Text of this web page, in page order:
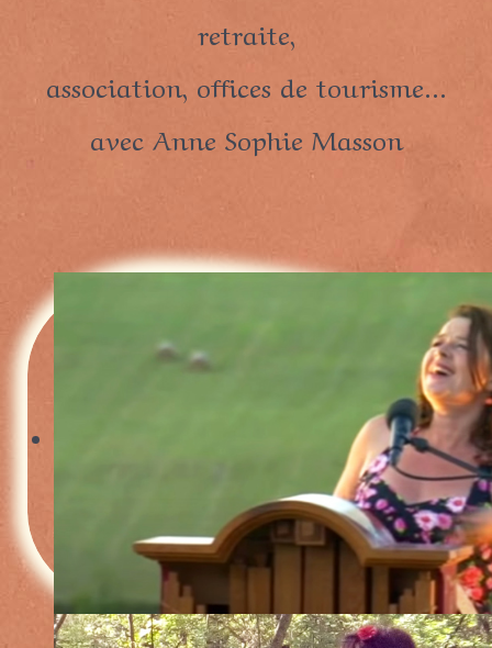
retraite,
association, offices de tourisme...
avec Anne Sophie Masson